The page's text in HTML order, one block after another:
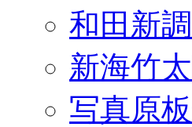
和田新
新海竹
写真原